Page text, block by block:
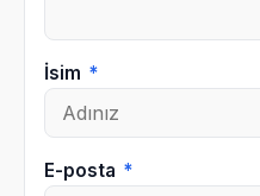
İsim *
E-posta *